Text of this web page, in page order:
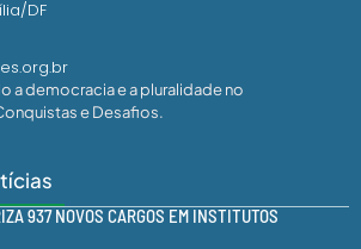
DF
a democracia e a pluralidade no
e Desafios.
937 NOVOS CARGOS EM INSTITUTOS